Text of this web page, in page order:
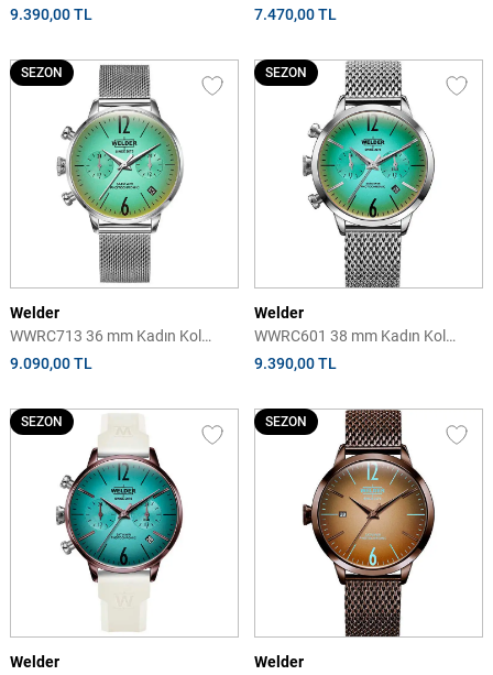
Saati
9.390,00 TL
7.470,00 TL
SEZON
Welder
WWRC713 36 mm Kadın Kol
Saati
9.090,00 TL
SEZON
Welder
WWRC601 38 mm Kadın Kol
Saati
9.390,00 TL
SEZON
Welder
SEZON
Welder